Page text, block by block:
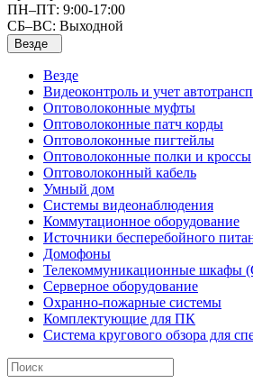
ПН–ПТ: 9:00-17:00
СБ–ВС: Выходной
Везде
Везде
Видеоконтроль и учет
Оптоволоконные муфты
Оптоволоконные патч корды
Оптоволоконные пигтейлы
Оптоволоконные полки и кроссы
Оптоволоконный кабель
Умный дом
Системы видеонаблюдения
Коммутационное оборудование
Источники бесперебойного
Домофоны
Телекоммуникационные шкафы
Серверное оборудование
Охранно-пожарные системы
Комплектующие для ПК
Система кругового обзора для